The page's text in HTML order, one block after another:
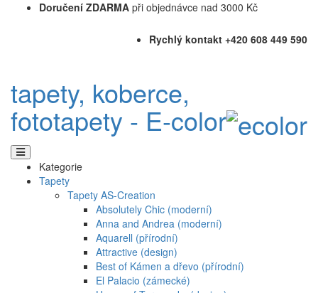
Doručení ZDARMA při objednávce nad 3000 Kč
Rychlý kontakt +420 608 449 590
tapety, koberce,
fototapety - E-color
Kategorie
Tapety
Tapety AS-Creation
Absolutely Chic (moderní)
Anna and Andrea (moderní)
Aquarell (přírodní)
Attractive (design)
Best of Kámen a dřevo (přírodní)
El Palacio (zámecké)